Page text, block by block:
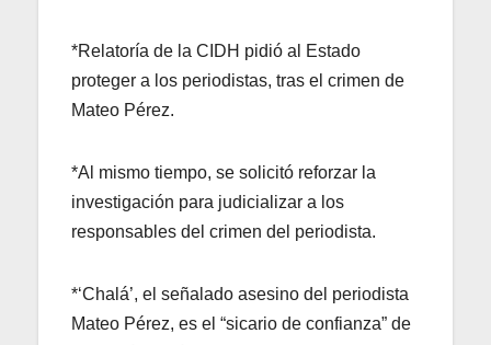
*Relatoría de la CIDH pidió al Estado
proteger a los periodistas, tras el crimen de
Mateo Pérez.
*Al mismo tiempo, se solicitó reforzar la
investigación para judicializar a los
responsables del crimen del periodista.
*‘Chalá’, el señalado asesino del periodista
Mateo Pérez, es el “sicario de confianza” de